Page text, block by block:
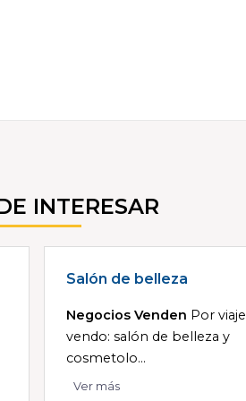
INTERESAR
Salón de belleza
Negocios Venden Por viaje
vendo: salón de belleza y
cosmetolo...
Ver más